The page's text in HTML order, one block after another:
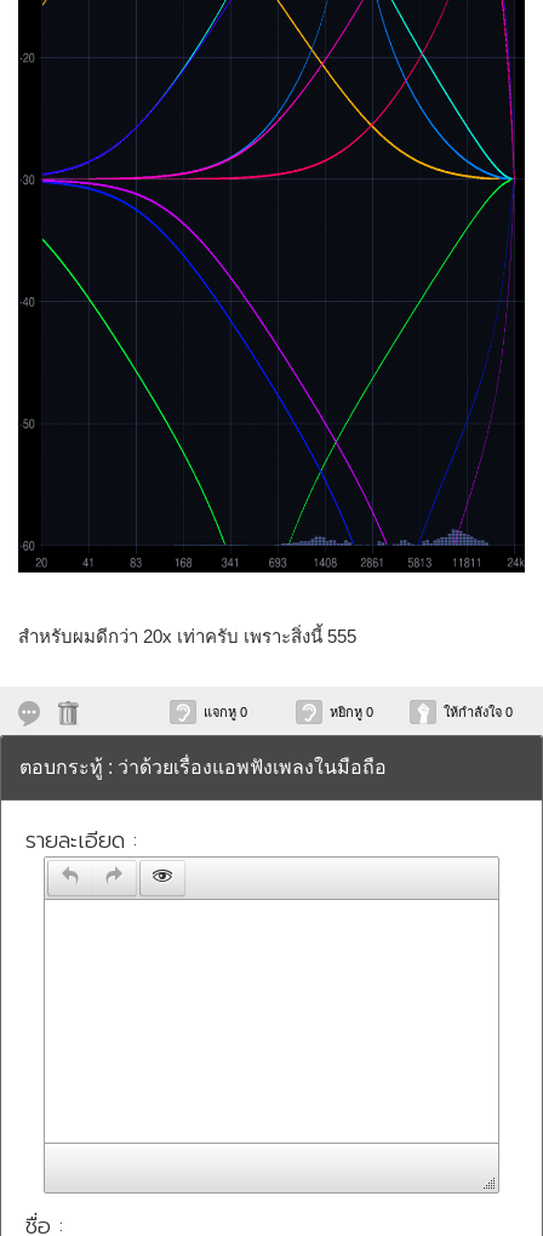
สำหรับผมดีกว่า 20x เท่าครับ เพราะสิ่งนี้ 555
แจกหู 0 หยิกหู 0 ให้กำลังใจ 0
ตอบกระทู้ : ว่าด้วยเรื่องแอพฟังเพลงในมือถือ
รายละเอียด :
ชื่อ :